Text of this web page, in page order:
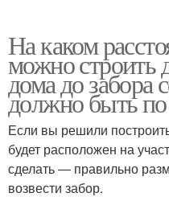
Сооружения от забора
На каком
можно строить
дома до забора
должно быть
Если вы решили
будет расположен на
сделать ― правильно
возвести забор.